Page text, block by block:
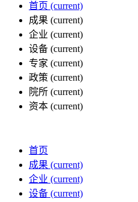
首页 (current)
成果 (current)
企业 (current)
设备 (current)
专家 (current)
政策 (current)
院所 (current)
资本 (current)
首页
成果 (current)
企业 (current)
设备 (current)